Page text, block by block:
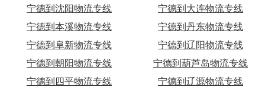
宁德到沈阳物流专线
宁德到大连物流专线
宁德到本溪物流专线
宁德到丹东物流专线
宁德到阜新物流专线
宁德到辽阳物流专线
宁德到朝阳物流专线
宁德到葫芦岛物流专线
宁德到四平物流专线
宁德到辽源物流专线